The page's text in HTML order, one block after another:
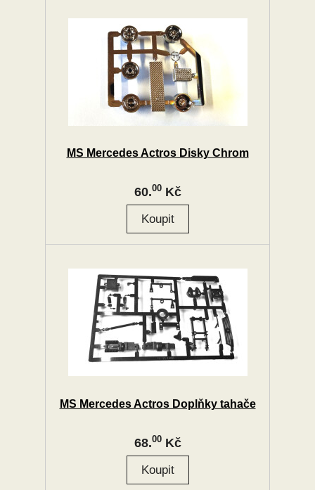
MS Mercedes Actros Disky Chrom
60.00Kč
MS Mercedes Actros Doplňky tahače
68.00Kč